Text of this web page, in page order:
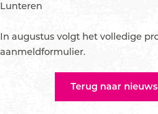
Lunteren
In augustus volgt het volledige
aanmeldformulier.
Terug naar nieuws